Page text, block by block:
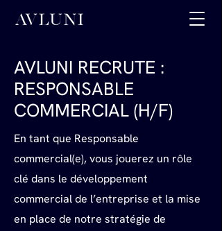
AVLUNI RECRUTE :
RESPONSABLE
COMMERCIAL (H/F)
En tant que Responsable
commercial(e), vous jouerez un rôle
clé dans le développement
commercial de l’entreprise et la mise
en place de notre stratégie de